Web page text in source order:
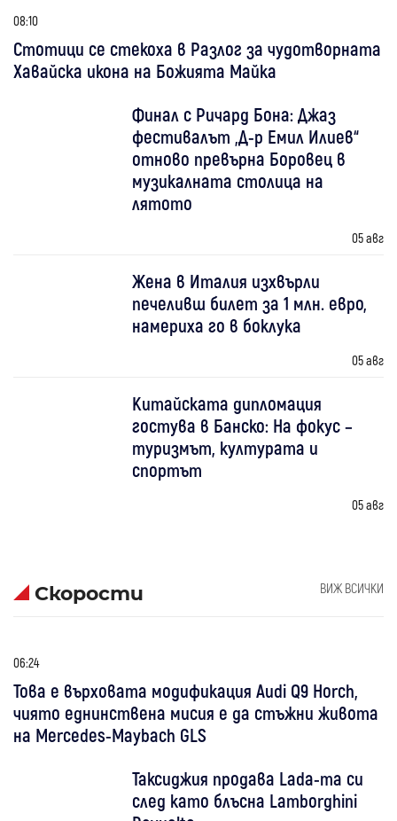
08:10
Стотици се стекоха в Разлог за чудотворната
Хавайска икона на Божията Майка
Финал с Ричард Бона: Джаз
фестивалът „Д-р Емил Илиев“
отново превърна Боровец в
музикалната столица на
лятото
05 авг
Жена в Италия изхвърли
печеливш билет за 1 млн. евро,
намериха го в боклука
05 авг
Китайската дипломация
гостува в Банско: На фокус –
туризмът, културата и
спортът
05 авг
Скорости ВИЖ ВСИЧКИ
06:24
Това е върховата модификация Audi Q9 Horch,
чиято еднинствена мисия е да стъжни живота
на Mercedes-Maybach GLS
Таксиджия продава Lada-та си
след като блъсна Lamborghini